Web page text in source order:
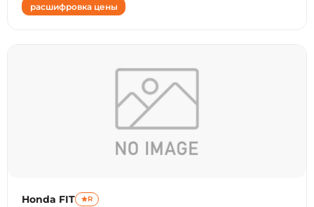
расшифровка цены
Honda FIT R